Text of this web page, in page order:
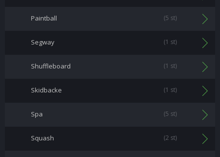
Paintball (5 st)
Segway (1 st)
Shuffleboard (1 st)
Skidbacke (1 st)
Spa (5 st)
Squash (2 st)